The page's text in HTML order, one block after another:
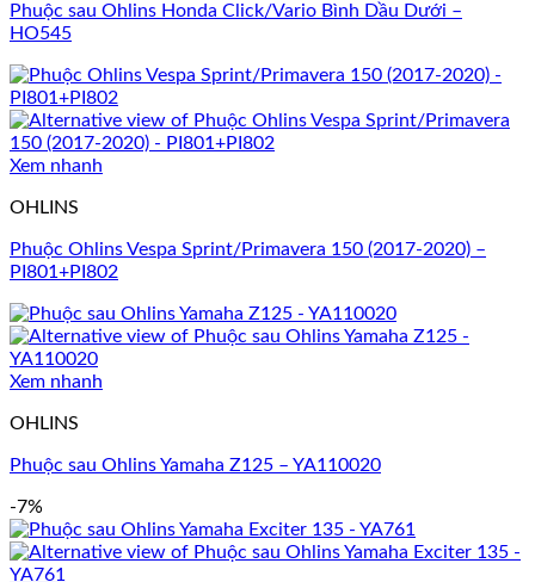
Phuộc sau Ohlins Honda Click/Vario Bình Dầu Dưới –
HO545
Xem nhanh
OHLINS
Phuộc Ohlins Vespa Sprint/Primavera 150 (2017-2020) –
PI801+PI802
Xem nhanh
OHLINS
Phuộc sau Ohlins Yamaha Z125 – YA110020
-7%